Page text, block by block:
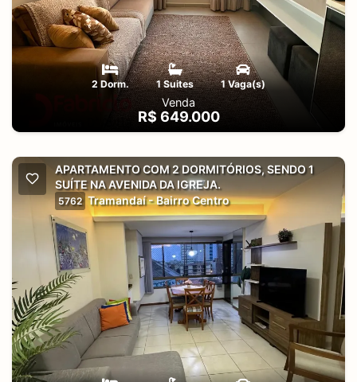
2 Dorm. 1 Suites 1 Vaga(s)
Venda
R$ 649.000
APARTAMENTO COM 2 DORMITÓRIOS, SENDO 1
SUÍTE NA AVENIDA DA IGREJA.
5762 Tramandaí - Bairro Centro